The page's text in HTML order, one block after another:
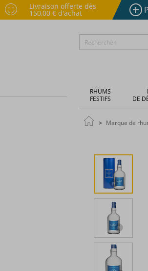
Livraison offerte dès
150,00 € d'achat
RHUMS
FESTIFS
DE
Marque de